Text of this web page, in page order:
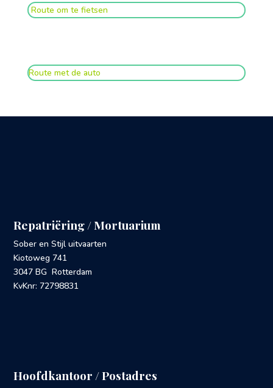
Route om te fietsen
Route met de auto
Repatriëring / Mortuarium
Sober en Stijl uitvaarten
Kiotoweg 741
3047 BG Rotterdam
KvKnr: 72798831
Hoofdkantoor / Postadres